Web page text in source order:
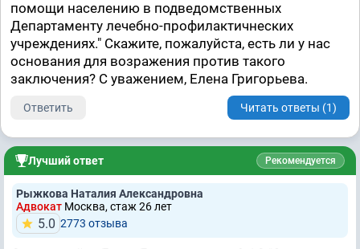
помощи населению в подведомственных
Департаменту лечебно-профилактичнеских
учреждениях." Скажите, пожалуйста, есть ли у нас
основания для возражения против такого
заключения? С уважением, Елена Григорьева.
Ответить Читать ответы (1)
Лучший ответ Рекомендуется
Рыжкова Наталия Александровна
Адвокат Москва, стаж 26 лет
5.0 2773 отзывa